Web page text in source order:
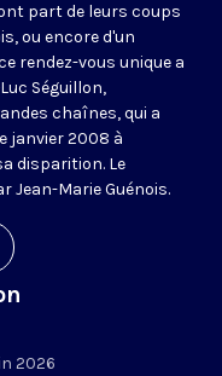
part de leurs coups
ou encore d'un
rendez-vous unique a
Séguillon,
chaînes, qui a
janvier 2008 à
disparition. Le
Jean-Marie Guénois.
2026